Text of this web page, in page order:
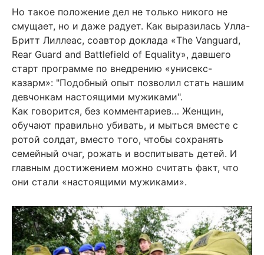
Но такое положение дел не только никого не
смущает, но и даже радует. Как выразилась Улла-
Бритт Лиллеас, соавтор доклада «The Vanguard,
Rear Guard and Battlefield of Equality», давшего
старт программе по внедрению «унисекс-
казарм»: "Подобный опыт позволил стать нашим
девчонкам настоящими мужиками".
Как говорится, без комментариев… Женщин,
обучают правильно убивать, и мыться вместе с
ротой солдат, вместо того, чтобы сохранять
семейный очаг, рожать и воспитывать детей. И
главным достижением можно считать факт, что
они стали «настоящими мужиками».